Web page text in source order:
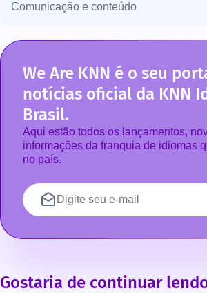
Comunicação e conteúdo
We Are KNN é o seu
notícias oficial da KNN
Brasil.
Aqui estão todos os lançamentos,
informações da franquia de idiomas
no país.
Gostaria de continuar